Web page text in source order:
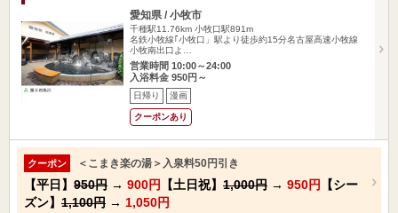
愛知県 / 小牧市
千種駅11.76km 小牧口駅891m
名鉄小牧線｢小牧口」駅より徒歩約15分名古屋高速小牧線
小牧南出口よ…
営業時間 10:00～24:00
入浴料金 950円～
日帰り 漫画
クーポンあり
クーポン ＜こまき楽の湯＞入泉料50円引き
【平日】 950円 → 900円 【土日祝】 1,000円 → 950円
【シー
ズン】 1,100円 → 1,050円